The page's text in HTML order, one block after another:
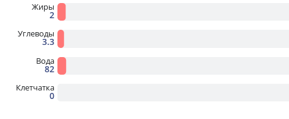
Жиры
2
Углеводы
3.3
Вода
82
Клетчатка
0